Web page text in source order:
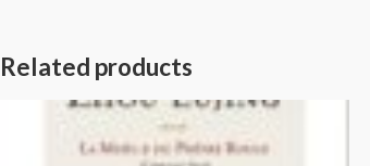
Related products